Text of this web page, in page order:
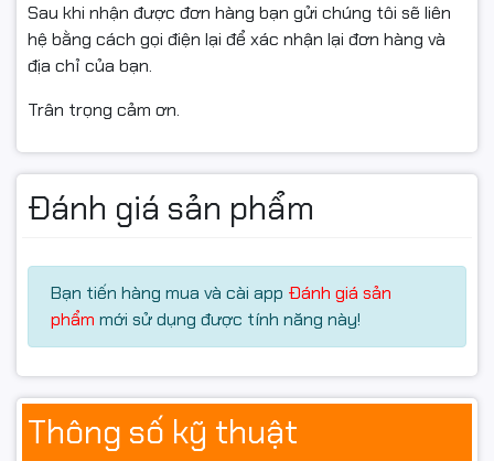
Intel Pentium Gold
Intel Celeron
Khả năng tương thích rộng giúp người dùng dễ dàng
build PC theo nhiều mức ngân sách khác nhau, từ văn
RAM DDR4 Dual Channel
ổn định cho đa nhiệm
MSI PRO H610M-E DDR4
được trang bị 2 khe RAM DDR4
hỗ trợ bus lên đến 3200MHz cùng công nghệ Dual
Channel giúp tối ưu hiệu năng hệ thống.
Khả năng nâng cấp RAM linh hoạt giúp máy tính hoạt
động mượt mà hơn khi chạy nhiều ứng dụng cùng lúc
như:
Sau khi nhận được đơn hàng bạn gửi chúng tôi sẽ liên
hệ bằng cách gọi điện lại để xác nhận lại đơn hàng và
địa chỉ của bạn.
Trân trọng cảm ơn.
Đánh giá sản phẩm
Bạn tiến hàng mua và cài app Đánh giá sản
phẩm mới sử dụng được tính năng này!
Thông số kỹ thuật